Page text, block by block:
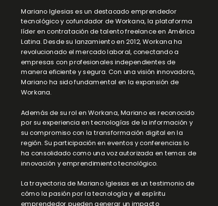
Mariano Iglesias es un destacado emprendedor
tecnológico y cofundador de Workana, la plataforma
líder en contratación de talento freelance en América
Latina. Desde su lanzamiento en 2012, Workana ha
revolucionado el mercado laboral, conectando a
empresas con profesionales independientes de
manera eficiente y segura. Con una visión innovadora,
Mariano ha sido fundamental en la expansión de
Workana.
Además de su rol en Workana, Mariano es reconocido
por su experiencia en tecnologías de la información y
su compromiso con la transformación digital en la
región. Su participación en eventos y conferencias lo
ha consolidado como una voz autorizada en temas de
innovación y emprendimiento tecnológico.
La trayectoria de Mariano Iglesias es un testimonio de
cómo la pasión por la tecnología y el espíritu
emprendedor pueden generar un impacto